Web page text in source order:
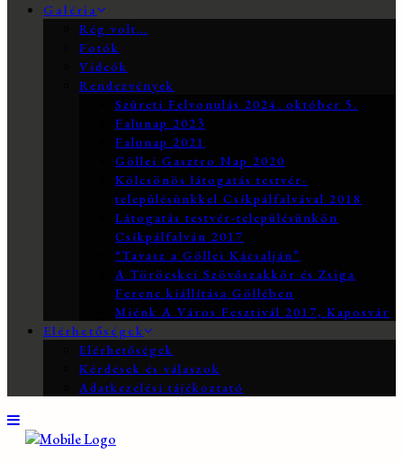
Galéria
Rég volt…
Fotók
Videók
Rendezvények
Szüreti Felvonulás 2024. október 5.
Falunap 2023
Falunap 2021
Göllei Gasztro Nap 2020
Kölcsönös látogatás testvér-
településünkkel Csíkpálfalvával 2018
Látogatás testvér-településünkön
Csíkpálfalván 2017
“Tavasz a Göllei Kácsalján”
A Töröcskei Szövőszakkör és Zsiga
Ferenc kiállítása Göllében
Miénk A Város Fesztivál 2017, Kaposvár
Elérhetőségek
Elérhetőségek
Kérdések és válaszok
Adatkezelési tájékoztató